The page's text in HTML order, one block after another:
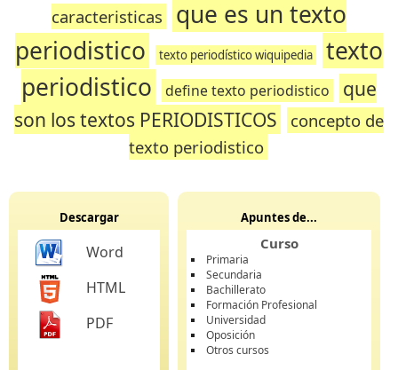
caracteristicas
que es un texto
periodistico
texto periodístico wiquipedia
texto
periodistico
define texto periodistico
que
son los textos PERIODISTICOS
concepto de
texto periodistico
Descargar
Word
HTML
PDF
Apuntes de...
Curso
Primaria
Secundaria
Bachillerato
Formación Profesional
Universidad
Oposición
Otros cursos